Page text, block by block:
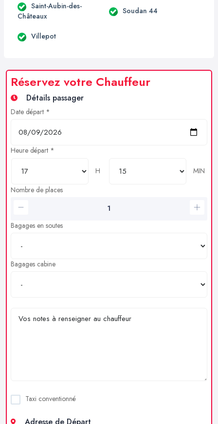
Saint-Aubin-des-
Châteaux
Soudan 44
Villepot
Réservez votre Chauffeur
Détails passager
Date départ *
Heure départ *
H
MIN
Nombre de places
Bagages en soutes
Bagages cabine
Taxi conventionné
Adresse de Départ